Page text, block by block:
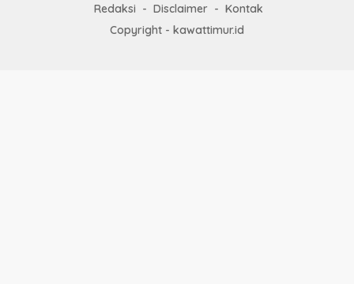
Redaksi Disclaimer
Kontak
Copyright - kawattimur.id